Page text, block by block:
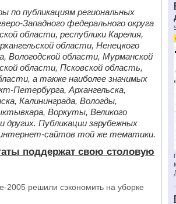
по публикациям региональных
Западного федерального округа
области, республики Карелия,
области, Ненецкого
Вологодской области, Мурманской
области, Псковской область,
а также наиболее значимых
Петербурга, Архангельска,
Калининграда, Вологды,
Воркуты, Великого
других. Публикации зарубежных
сайтов той же тематики.
поддержат свою столовую
2005 решили сэкономить на уборке